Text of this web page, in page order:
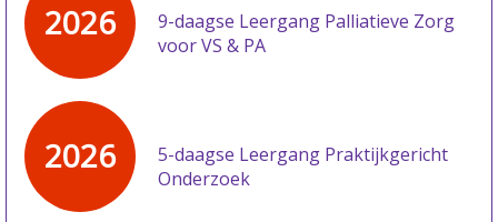
2026
9-daagse Leergang Palliatieve Zorg
voor VS & PA
2026
5-daagse Leergang Praktijkgericht
Onderzoek